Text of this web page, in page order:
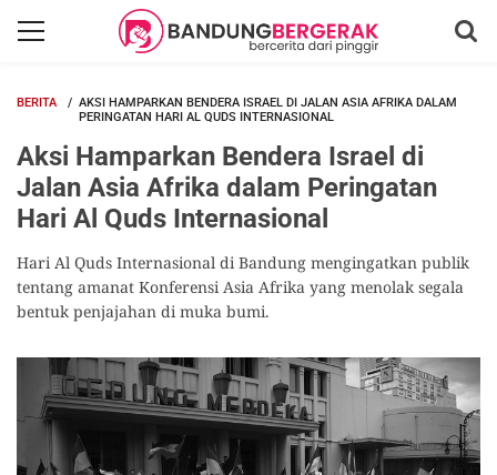
BERITA
AKSI HAMPARKAN BENDERA ISRAEL DI JALAN ASIA AFRIKA DALAM
PERINGATAN HARI AL QUDS INTERNASIONAL
Aksi Hamparkan Bendera Israel di
Jalan Asia Afrika dalam Peringatan
Hari Al Quds Internasional
Hari Al Quds Internasional di Bandung mengingatkan publik
tentang amanat Konferensi Asia Afrika yang menolak segala
bentuk penjajahan di muka bumi.